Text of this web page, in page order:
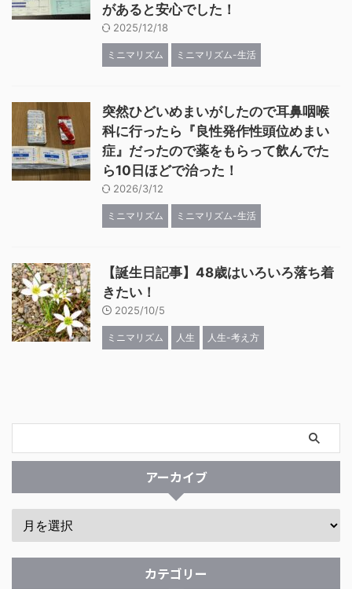
があると安心でした！
2025/12/18
ミニマリズム ミニマリズム-生活
突然ひどいめまいがしたので耳鼻咽喉
科に行ったら『良性発作性頭位めまい
症』だったので薬をもらって飲んでた
ら10日ほどで治った！
2026/3/12
ミニマリズム ミニマリズム-生活
【誕生日記事】48歳はいろいろ落ち着
きたい！
2025/10/5
ミニマリズム 人生 人生-考え方
アーカイブ
カテゴリー